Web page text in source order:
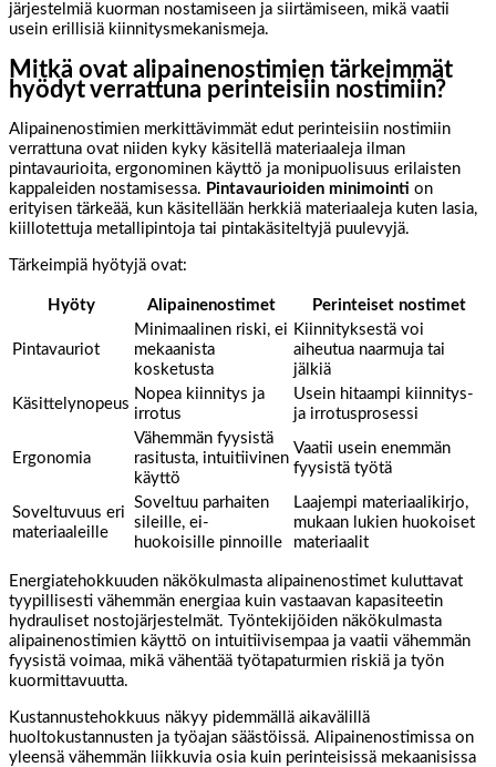
järjestelmiä kuorman nostamiseen ja siirtämiseen, mikä vaatii
usein erillisiä kiinnitysmekanismeja.
Mitkä ovat alipainenostimien tärkeimmät
hyödyt verrattuna perinteisiin nostimiin?
Alipainenostimien merkittävimmät edut perinteisiin nostimiin
verrattuna ovat niiden kyky käsitellä materiaaleja ilman
pintavaurioita, ergonominen käyttö ja monipuolisuus erilaisten
kappaleiden nostamisessa. Pintavaurioiden minimointi on
erityisen tärkeää, kun käsitellään herkkiä materiaaleja kuten lasia,
kiillotettuja metallipintoja tai pintakäsiteltyjä puulevyjä.
Tärkeimpiä hyötyjä ovat:
Hyöty Alipainenostimet Perinteiset nostimet
Pintavauriot
Minimaalinen riski, ei
mekaanista
kosketusta
Kiinnityksestä voi
aiheutua naarmuja tai
jälkiä
Käsittelynopeus
Nopea kiinnitys ja
irrotus
Usein hitaampi kiinnitys-
ja irrotusprosessi
Ergonomia
Vähemmän fyysistä
rasitusta, intuitiivinen
käyttö
Vaatii usein enemmän
fyysistä työtä
Soveltuvuus eri
materiaaleille
Soveltuu parhaiten
sileille, ei-
huokoisille pinnoille
Laajempi materiaalikirjo,
mukaan lukien huokoiset
materiaalit
Energiatehokkuuden näkökulmasta alipainenostimet kuluttavat
tyypillisesti vähemmän energiaa kuin vastaavan kapasiteetin
hydrauliset nostojärjestelmät. Työntekijöiden näkökulmasta
alipainenostimien käyttö on intuitiivisempaa ja vaatii vähemmän
fyysistä voimaa, mikä vähentää työtapaturmien riskiä ja työn
kuormittavuutta.
Kustannustehokkuus näkyy pidemmällä aikavälillä
huoltokustannusten ja työajan säästöissä. Alipainenostimissa on
yleensä vähemmän liikkuvia osia kuin perinteisissä mekaanisissa